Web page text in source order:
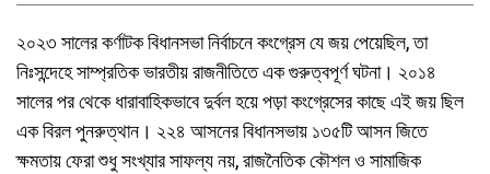
২০২৩ সালের কর্ণাটক বিধানসভা নির্বাচনে কংগ্রেস যে জয় পেয়েছিল, তা
নিঃসন্দেহে সাম্প্রতিক ভারতীয় রাজনীতিতে এক গুরুত্বপূর্ণ ঘটনা। ২০১৪
সালের পর থেকে ধারাবাহিকভাবে দুর্বল হয়ে পড়া কংগ্রেসের কাছে এই জয় ছিল
এক বিরল পুনরুত্থান। ২২৪ আসনের বিধানসভায় ১৩৫টি আসন জিতে
ক্ষমতায় ফেরা শুধু সংখ্যার সাফল্য নয়, রাজনৈতিক কৌশল ও সামাজিক